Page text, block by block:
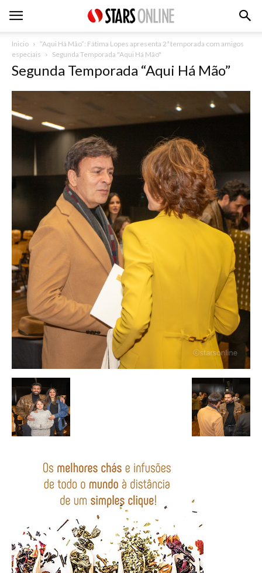
Inicio
“Aqui Há Mão”: Fátima Lopes apresenta 2ª temporada com amigos
especiais
Segunda Temporada "Aqui Há Mão"
Segunda Temporada “Aqui Há Mão”